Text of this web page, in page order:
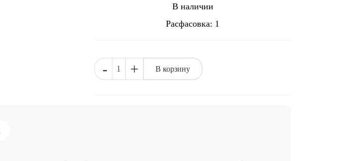
В наличии
Расфасовка: 1
- + В корзину